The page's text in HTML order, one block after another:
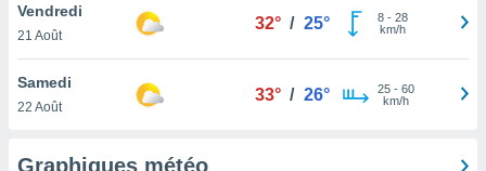
et que
Vendredi
21 Août
32° / 25° 8- 28
km/h
Samedi
22 Août
33° / 26° 25- 60
km/h
Graphiques météo